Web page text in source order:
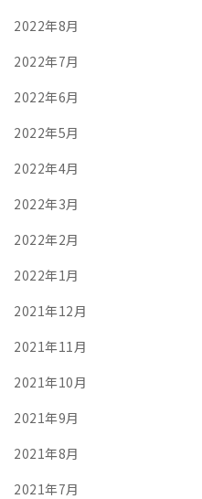
2022年8月
2022年7月
2022年6月
2022年5月
2022年4月
2022年3月
2022年2月
2022年1月
2021年12月
2021年11月
2021年10月
2021年9月
2021年8月
2021年7月